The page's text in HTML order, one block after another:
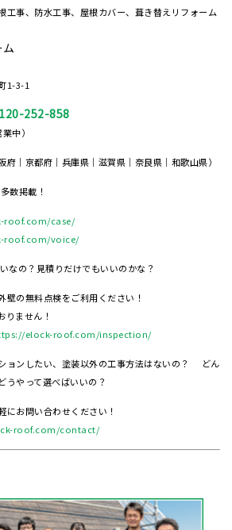
工事、防水工事、屋根カバー、葺き替えリフォーム
ム
1-3-1
252-858
中）
府｜京都府｜兵庫県｜滋賀県｜奈良県｜和歌山県）
数掲載！
roof.com/case/
roof.com/voice/
なの？見積りだけでもいいのかな？
の無料点検をご利用ください！
りません！
elock-roof.com/inspection/
ョンしたい、塗装以外の工事方法はないの？ どん
やって選べばいいの？
お問い合わせください！
roof.com/contact/